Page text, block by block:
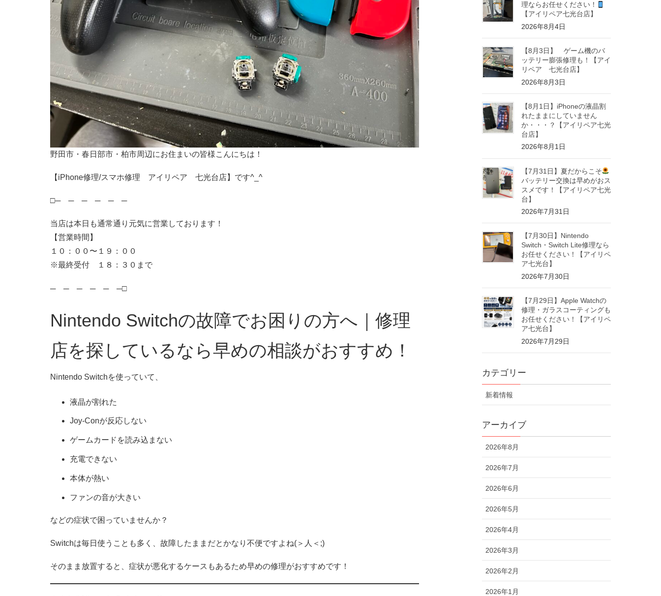
野田市・春日部市・柏市周辺にお住まいの皆様こんにちは！
【iPhone修理/スマホ修理 アイリペア 七光台店】です^_^
□─ ─ ─ ─ ─ ─
当店は本日も通常通り元気に営業しております！
【営業時間】
１０：００〜１９：００
※最終受付 １８：３０まで
─ ─ ─ ─ ─ ─□
Nintendo Switchの故障でお困りの方へ｜修理
店を探しているなら早めの相談がおすすめ！
Nintendo Switchを使っていて、
液晶が割れた
Joy-Conが反応しない
ゲームカードを読み込まない
充電できない
本体が熱い
ファンの音が大きい
などの症状で困っていませんか？
Switchは毎日使うことも多く、故障したままだとかなり不便ですよね(＞人＜;)
そのまま放置すると、症状が悪化するケースもあるため早めの修理がおすすめです！
理ならお任せください！
【アイリペア七光台店】
2026年8月4日
【8月3日】 ゲーム機のバ
ッテリー膨張修理も！【アイ
リペア 七光台店】
2026年8月3日
【8月1日】iPhoneの液晶割
れたままにしていません
か・・・？【アイリペア七光
台店】
2026年8月1日
【7月31日】夏だからこそ
バッテリー交換は早めがおス
スメです！【アイリペア七光
台】
2026年7月31日
【7月30日】Nintendo
Switch・Switch Lite修理なら
お任せください！【アイリペ
ア七光台】
2026年7月30日
【7月29日】Apple Watchの
修理・ガラスコーティングも
お任せください！【アイリペ
ア七光台】
2026年7月29日
カテゴリー
新着情報
アーカイブ
2026年8月
2026年7月
2026年6月
2026年5月
2026年4月
2026年3月
2026年2月
2026年1月